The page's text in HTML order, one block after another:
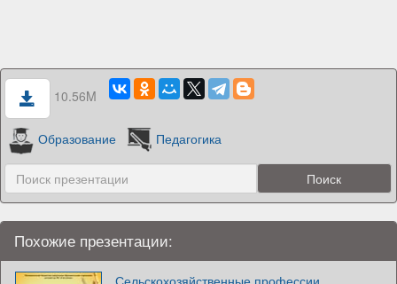
10.56M
Образование Педагогика
Похожие презентации:
Сельскохозяйственные профессии